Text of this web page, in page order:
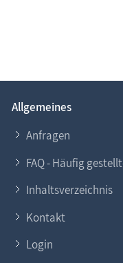
Allgemeines
Anfragen
FAQ - Häufig
Inhaltsverzeichnis
Kontakt
Login